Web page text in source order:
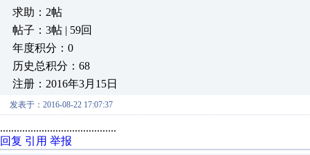
求助：2帖
帖子：3帖 | 59回
年度积分：0
历史总积分：68
注册：2016年3月15日
发表于：2016-08-22 17:07:37
..........................................
回复 引用 举报